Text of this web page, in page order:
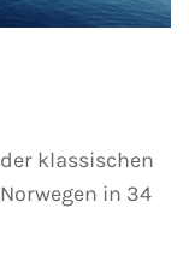
klassischen
in 34